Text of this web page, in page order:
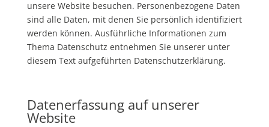
unsere Website besuchen. Personenbezogene Daten
sind alle Daten, mit denen Sie persönlich identifiziert
werden können. Ausführliche Informationen zum
Thema Datenschutz entnehmen Sie unserer unter
diesem Text aufgeführten Datenschutzerklärung.
Datenerfassung auf unserer
Website